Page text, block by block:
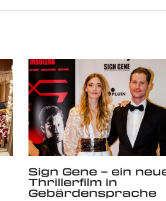
Sign Gene – ein
Thrillerfilm in
Gebärdensprache